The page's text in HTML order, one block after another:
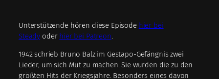
Unterstützende hören diese Episode hier bei
Steady oder hier bei Patreon.
1942 schrieb Bruno Balz im Gestapo-Gefängnis zwei
Lieder, um sich Mut zu machen. Sie wurden die zu den
größten Hits der Kriegsjahre. Besonders eines davon